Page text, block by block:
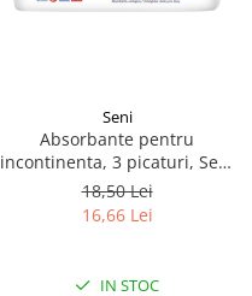
Seni
Absorbante pentru
incontinenta​​​​​​​, 3 picaturi, Seni
Lady Slim Normal, 20 buc
18,50 Lei
16,66 Lei
IN STOC